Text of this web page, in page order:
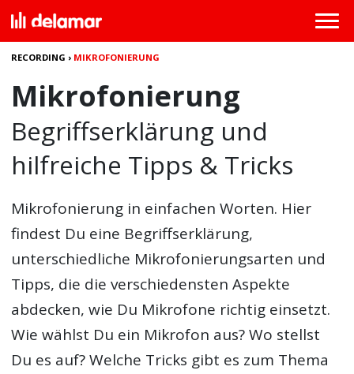
RECORDING › MIKROFONIERUNG
Mikrofonierung
Begriffserklärung und
hilfreiche Tipps & Tricks
Mikrofonierung in einfachen Worten. Hier
findest Du eine Begriffserklärung,
unterschiedliche Mikrofonierungsarten und
Tipps, die die verschiedensten Aspekte
abdecken, wie Du Mikrofone richtig einsetzt.
Wie wählst Du ein Mikrofon aus? Wo stellst
Du es auf? Welche Tricks gibt es zum Thema